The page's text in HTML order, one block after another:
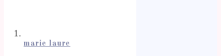
marie laure